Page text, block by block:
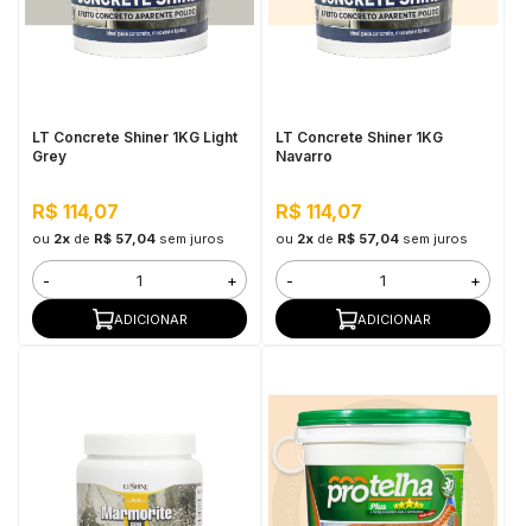
LT Concrete Shiner 1KG Light
Grey
R$ 114,07
ou 2xde R$ 57,04 sem juros
- +
ADICIONAR
LT Concrete Shiner 1KG
Navarro
R$ 114,07
ou 2xde R$ 57,04 sem juros
- +
ADICIONAR